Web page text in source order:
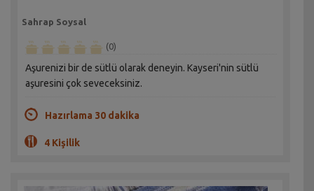
Sahrap Soysal
(0)
Aşurenizi bir de sütlü olarak deneyin. Kayseri'nin sütlü
aşuresini çok seveceksiniz.
Hazırlama 30 dakika
4 Kişilik